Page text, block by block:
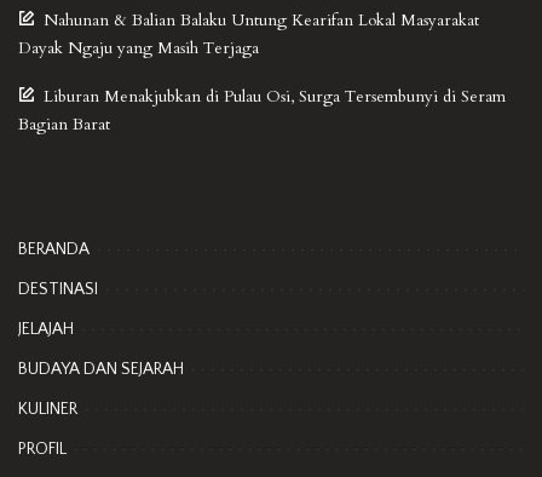
Nahunan & Balian Balaku Untung Kearifan Lokal Masyarakat
Dayak Ngaju yang Masih Terjaga
Liburan Menakjubkan di Pulau Osi, Surga Tersembunyi di Seram
Bagian Barat
BERANDA
DESTINASI
JELAJAH
BUDAYA DAN SEJARAH
KULINER
PROFIL